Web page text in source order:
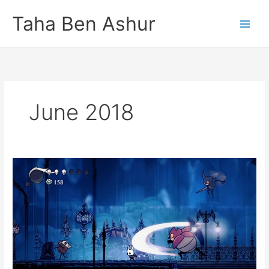
content
Taha Ben Ashur
June 2018